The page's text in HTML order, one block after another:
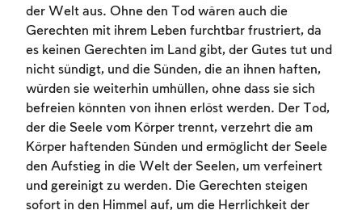
der Welt aus. Ohne den Tod wären auch die
Gerechten mit ihrem Leben furchtbar frustriert, da
es keinen Gerechten im Land gibt, der Gutes tut und
nicht sündigt, und die Sünden, die an ihnen haften,
würden sie weiterhin umhüllen, ohne dass sie sich
befreien könnten von ihnen erlöst werden. Der Tod,
der die Seele vom Körper trennt, verzehrt die am
Körper haftenden Sünden und ermöglicht der Seele
den Aufstieg in die Welt der Seelen, um verfeinert
und gereinigt zu werden. Die Gerechten steigen
sofort in den Himmel auf, um die Herrlichkeit der